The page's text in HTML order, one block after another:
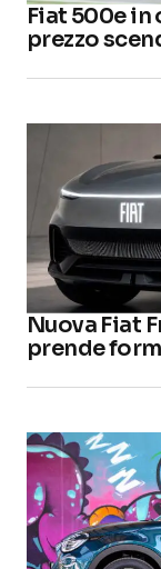
Fiat 500e in
prezzo
Nuova Fiat
prende